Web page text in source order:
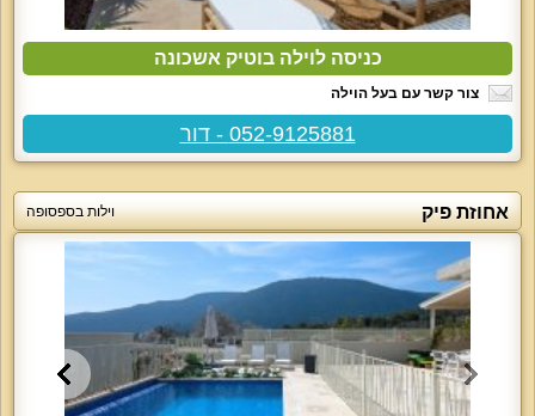
כניסה לוילה בוטיק אשכונה
צור קשר עם בעל הוילה
052-9125881 - דור
אחוזת פיק וילות בספסופה